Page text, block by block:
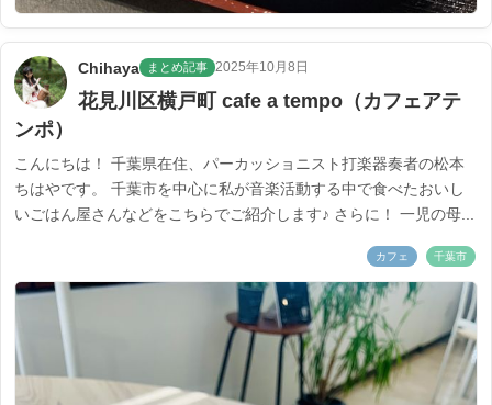
Chihaya まとめ記事 2025年10月8日
花見川区横戸町 cafe a tempo（カフェアテ
ンポ）
こんにちは！ 千葉県在住、パーカッショニスト打楽器奏者の松本
ちはやです。 千葉市を中心に私が音楽活動する中で食べたおいし
いごはん屋さんなどをこちらでご紹介します♪ さらに！ 一児の母...
カフェ 千葉市